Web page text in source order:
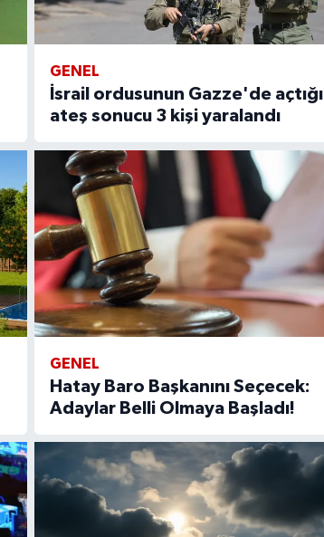
GENEL
İsrail ordusunun Gazze'de açtığı
ateş sonucu 3 kişi yaralandı
GENEL
Hatay Baro Başkanını Seçecek:
Adaylar Belli Olmaya Başladı!